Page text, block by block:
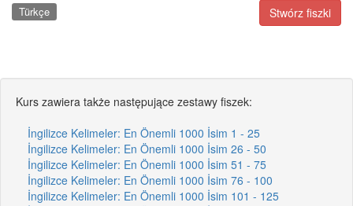
Stwórz fiszki
Türkçe
Kurs zawiera także następujące zestawy fiszek:
İngilizce Kelimeler: En Önemli 1000 İsim 1 - 25
İngilizce Kelimeler: En Önemli 1000 İsim 26 - 50
İngilizce Kelimeler: En Önemli 1000 İsim 51 - 75
İngilizce Kelimeler: En Önemli 1000 İsim 76 - 100
İngilizce Kelimeler: En Önemli 1000 İsim 101 - 125